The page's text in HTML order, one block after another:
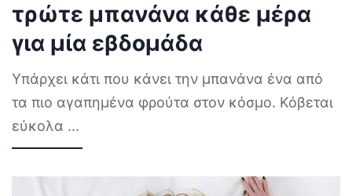
τρώτε μπανάνα κάθε μέρα
για μία εβδομάδα
Υπάρχει κάτι που κάνει την μπανάνα ένα από
τα πιο αγαπημένα φρούτα στον κόσμο. Κόβεται
εύκολα ...